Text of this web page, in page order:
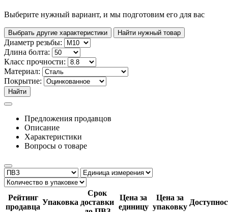
Выберите нужный вариант, и мы подготовим его для вас
Выбрать другие характеристики Найти нужный товар
Диаметр резьбы:
Длина болта:
Класс прочности:
Материал:
Покрытие:
Найти
Предложения продавцов
Описание
Характеристики
Вопросы о товаре
Рейтинг
продавца
Упаковка
Срок
доставки
Цена за
единицу
Цена за
упаковку